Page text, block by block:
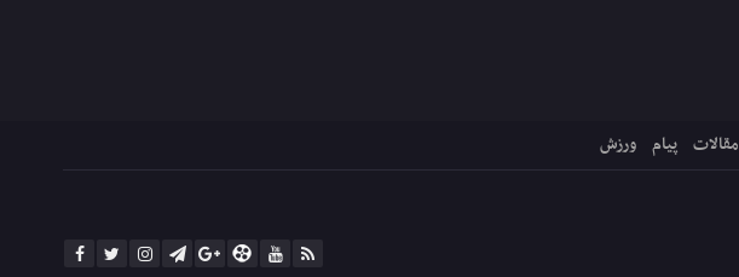
مقالات پیام ورزش